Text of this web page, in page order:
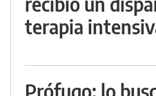
terapia
Prófugo: lo